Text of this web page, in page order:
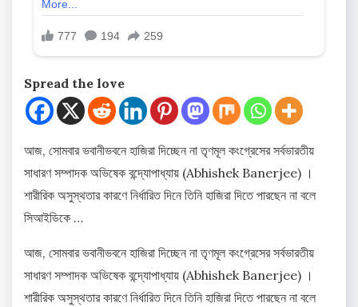
Spread the love
আজ, সোমবার ভবানীভবনে হাজিরা দিচ্ছেন না তৃণমূল কংগ্রেসের সর্বভারতীয়
সাধারণ সম্পাদক অভিষেক বন্দ্যোপাধ্যায় (Abhishek Banerjee) ।
শারীরিক অসুস্থতার কারণে নির্ধারিত দিনে তিনি হাজিরা দিতে পারছেন না বলে
সিআইডিকে …
আজ, সোমবার ভবানীভবনে হাজিরা দিচ্ছেন না তৃণমূল কংগ্রেসের সর্বভারতীয়
সাধারণ সম্পাদক অভিষেক বন্দ্যোপাধ্যায় (Abhishek Banerjee) ।
শারীরিক অসুস্থতার কারণে নির্ধারিত দিনে তিনি হাজিরা দিতে পারছেন না বলে